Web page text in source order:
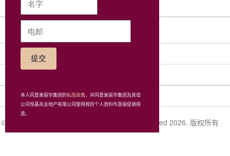
相关连接
本人同意美丽华集团的私隐政策，并同意美丽华集团及其母
公司恒基兆业地产有限公司使用我的个人资料作直接促销用
途。
© Miramar Hotel and Investment Company, Limited 2026. 版权所有